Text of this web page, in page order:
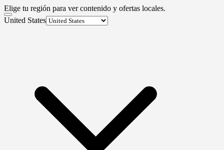
Elige tu región para ver contenido y ofertas locales.
United States